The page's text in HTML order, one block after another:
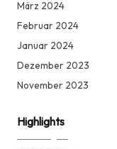
März 2024
Februar 2024
Januar 2024
Dezember 2023
November 2023
Highlights